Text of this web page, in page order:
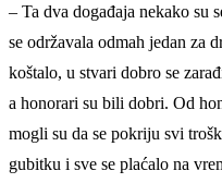
– Ta dva događaja nekako su
se održavala odmah jedan za
koštalo, u stvari dobro se
a honorari su bili dobri. Od
mogli su da se pokriju svi
gubitku i sve se plaćalo na